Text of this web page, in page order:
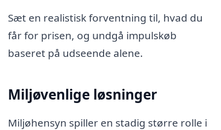
Sæt en realistisk forventning til, hvad du
får for prisen, og undgå impulskøb
baseret på udseende alene.
Miljøvenlige løsninger
Miljøhensyn spiller en stadig større rolle i